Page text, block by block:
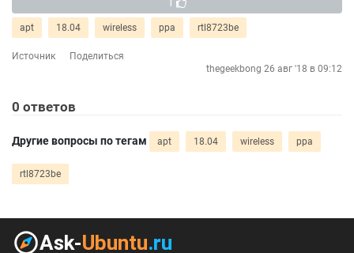
apt 18.04 wireless ppa rtl8723be
Источник
Поделиться
thegeekbong 26 авг '18 в 09:12
0 ответов
Другие вопросы по тегам apt 18.04 wireless ppa
rtl8723be